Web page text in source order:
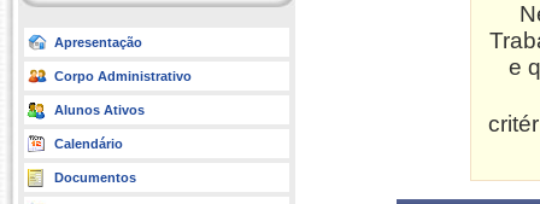
Apresentação
Corpo Administrativo
Alunos Ativos
Calendário
Documentos
e